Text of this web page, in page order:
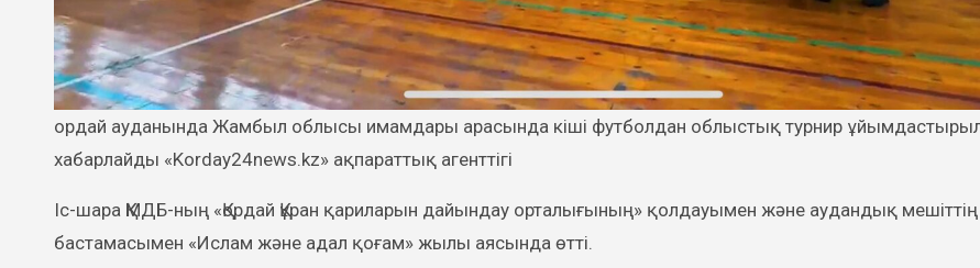
хабарлайды «Korday24news.kz» ақпараттық агенттігі
Іс-шара ҚМДБ-ның «Қордай Құран қариларын дайындау орталығының» қолдауымен және аудандық мешіттің
бастамасымен «Ислам және адал қоғам» жылы аясында өтті.